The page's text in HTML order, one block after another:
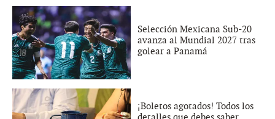
Selección Mexicana Sub-20
avanza al Mundial 2027 tras
golear a Panamá
¡Boletos agotados! Todos los